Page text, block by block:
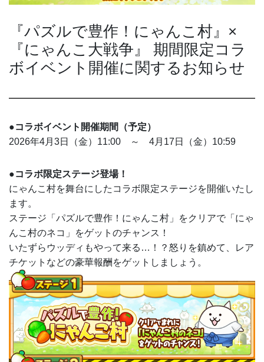
『パズルで豊作！にゃんこ村』×
『にゃんこ大戦争』 期間限定コラ
ボイベント開催に関するお知らせ
●コラボイベント開催期間（予定）
2026年4月3日（金）11:00 ～ 4月17日（金）10:59
●コラボ限定ステージ登場！
にゃんこ村を舞台にしたコラボ限定ステージを開催いたし
ます。
ステージ「パズルで豊作！にゃんこ村」をクリアで「にゃ
んこ村のネコ」をゲットのチャンス！
いたずらウッディもやって来る…！？怒りを鎮めて、レア
チケットなどの豪華報酬をゲットしましょう。